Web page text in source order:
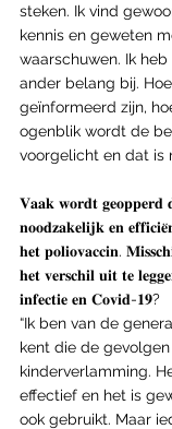
steken. Ik vind
kennis en geweten
waarschuwen. Ik
ander belang bij.
geïnformeerd zijn,
ogenblik wordt de
voorgelicht en dat is
𝐕𝐚𝐚𝐤 𝐰𝐨𝐫𝐝𝐭 𝐠𝐞𝐨𝐩𝐩𝐞𝐫𝐝
𝐧𝐨𝐨𝐝𝐳𝐚𝐤𝐞𝐥𝐢𝐣𝐤 𝐞𝐧
𝐡𝐞𝐭 𝐩𝐨𝐥𝐢𝐨𝐯𝐚𝐜𝐜𝐢𝐧.
𝐡𝐞𝐭 𝐯𝐞𝐫𝐬𝐜𝐡𝐢𝐥 𝐮𝐢𝐭 𝐭𝐞
𝐢𝐧𝐟𝐞𝐜𝐭𝐢𝐞 𝐞𝐧 𝐂𝐨𝐯𝐢𝐝-𝟏𝟗?
“Ik ben van de
kent die de
kinderverlamming.
effectief en het is
ook gebruikt. Maar